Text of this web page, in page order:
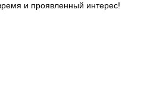
и проявленный интерес!